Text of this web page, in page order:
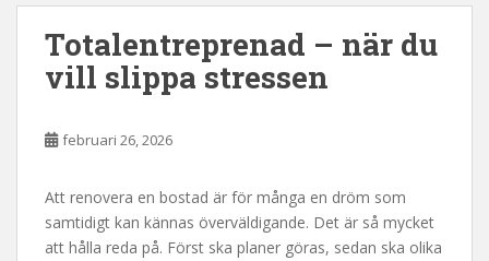
Totalentreprenad – när du
vill slippa stressen
februari 26, 2026
Att renovera en bostad är för många en dröm som
samtidigt kan kännas överväldigande. Det är så mycket
att hålla reda på. Först ska planer göras, sedan ska olika